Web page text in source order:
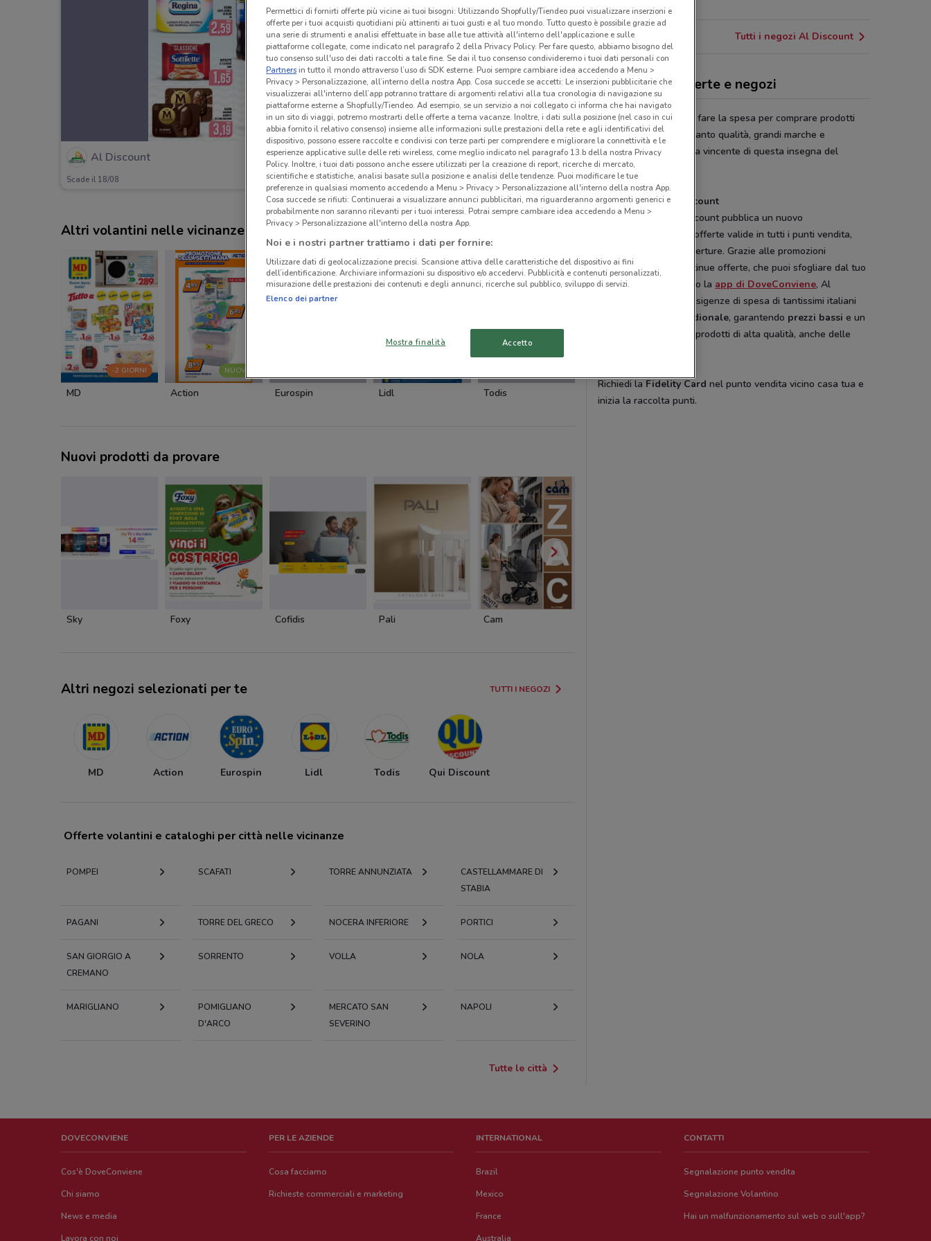
Al Discount
Scade il 18/08 9.8 km
Altri volantini nelle vicinanze
-2 GIORNI
MD
NUOVO
Action Eurospin Lidl Todis
Nuovi prodotti da provare
Sky Foxy Cofidis Pali Cam
Altri negozi selezionati per te TUTTI I NEGOZI
MD Action Eurospin Lidl Todis Qui Discount
Offerte volantini e cataloghi per città nelle vicinanze
POMPEI SCAFATI TORRE ANNUNZIATA
CASTELLAMMARE DI
STABIA
PAGANI TORRE DEL GRECO NOCERA INFERIORE PORTICI
SAN GIORGIO A
CREMANO
SORRENTO VOLLA NOLA
MARIGLIANO
POMIGLIANO
D'ARCO
MERCATO SAN
SEVERINO
NAPOLI
Tutte le città
Tutti i negozi Al Discount
Al Discount, offerte e negozi
Al Discountconviene fare la spesa per comprare prodotti
alimentari e non, in quanto qualità, grandi marche e
risparmio, sono la firma vincente di questa insegna del
Gruppo General Drap.
Fare la Spesa Al Discount
Ogni settimana Al Discount pubblica un nuovo
online con offerte valide in tutti i punti vendita,
comprese le nuove aperture. Grazie alle promozioni
settimanali e alle continue offerte, che puoi sfogliare dal tuo
smartphone scaricando la app di DoveConviene, Al
Discount soddisfa le esigenze di spesa di tantissimi italiani
centro meridionale, garantendo prezzi bassi e un
vasto assortimento di prodotti di alta qualità, anche delle
Richiedi la Fidelity Card nel punto vendita vicino casa tua e
inizia la raccolta punti.
DOVECONVIENE
Cos'è DoveConviene
Chi siamo
News e media
Lavora con noi
PER LE AZIENDE
Cosa facciamo
Richieste commerciali e marketing
INTERNATIONAL
Brazil
Mexico
France
Australia
CONTATTI
Segnalazione punto vendita
Segnalazione Volantino
Hai un malfunzionamento sul web o sull'app?
Permettici di fornirti offerte più vicine ai tuoi bisogni: Utilizzando Shopfully/Tiendeo puoi visualizzare inserzioni e
offerte per i tuoi acquisti quotidiani più attinenti ai tuoi gusti e al tuo mondo. Tutto questo è possibile grazie ad
una serie di strumenti e analisi effettuate in base alle tue attività all'interno dell'applicazione e sulle
piattaforme collegate, come indicato nel paragrafo 2 della Privacy Policy. Per fare questo, abbiamo bisogno del
tuo consenso sull'uso dei dati raccolti a tale fine. Se dai il tuo consenso condivideremo i tuoi dati personali con
Partnersin tutto il mondo attraverso l’uso di SDK esterne. Puoi sempre cambiare idea accedendo a Menu >
Privacy > Personalizzazione, all’interno della nostra App. Cosa succede se accetti: Le inserzioni pubblicitarie che
visualizzerai all'interno dell’app potranno trattare di argomenti relativi alla tua cronologia di navigazione su
piattaforme esterne a Shopfully/Tiendeo. Ad esempio, se un servizio a noi collegato ci informa che hai navigato
in un sito di viaggi, potremo mostrarti delle offerte a tema vacanze. Inoltre, i dati sulla posizione (nel caso in cui
abbia fornito il relativo consenso) insieme alle informazioni sulle prestazioni della rete e agli identificativi del
dispositivo, possono essere raccolte e condivisi con terze parti per comprendere e migliorare la connettività e le
esperienze applicative sulle delle reti wireless, come meglio indicato nel paragrafo 13.b della nostra Privacy
Policy. Inoltre, i tuoi dati possono anche essere utilizzati per la creazione di report, ricerche di mercato,
scientifiche e statistiche, analisi basate sulla posizione e analisi delle tendenze. Puoi modificare le tue
preferenze in qualsiasi momento accedendo a Menu > Privacy > Personalizzazione all'interno della nostra App.
Cosa succede se rifiuti: Continuerai a visualizzare annunci pubblicitari, ma riguarderanno argomenti generici e
probabilmente non saranno rilevanti per i tuoi interessi. Potrai sempre cambiare idea accedendo a Menu >
Privacy > Personalizzazione all'interno della nostra App.
Noi e i nostri partner trattiamo i dati per fornire:
Utilizzare dati di geolocalizzazione precisi. Scansione attiva delle caratteristiche del dispositivo ai fini
dell’identificazione. Archiviare informazioni su dispositivo e/o accedervi. Pubblicità e contenuti personalizzati,
misurazione delle prestazioni dei contenuti e degli annunci, ricerche sul pubblico, sviluppo di servizi.
Elenco dei partner
Mostra finalità Accetto